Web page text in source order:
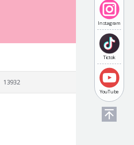
Instagram
Tictok
YouTube
13932